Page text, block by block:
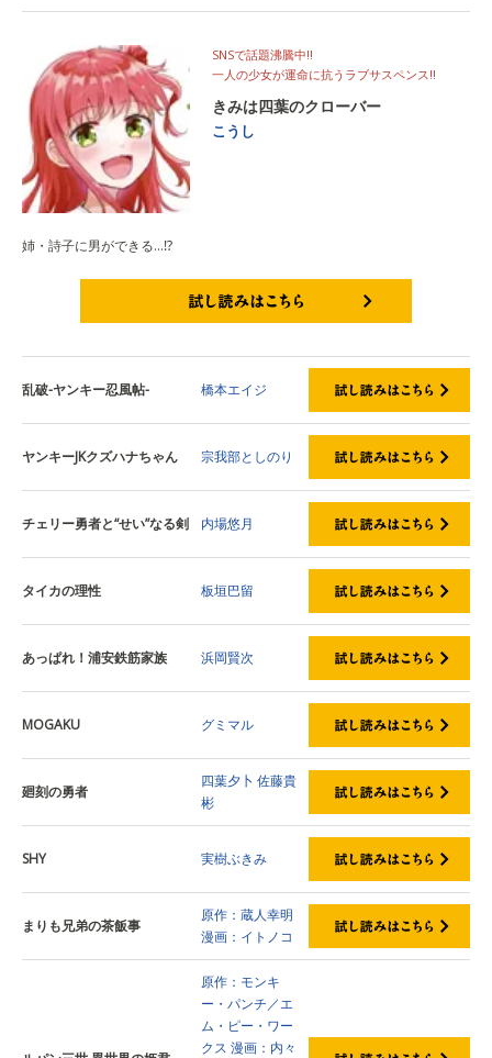
SNSで話題沸騰中!!
一人の少女が運命に抗うラブサスペンス!!
きみは四葉のクローバー
こうし
姉・詩子に男ができる…⁉
乱破-ヤンキー忍風帖- 橋本エイジ
ヤンキーJKクズハナちゃん 宗我部としのり
チェリー勇者と“せい”なる剣 内場悠月
タイカの理性 板垣巴留
あっぱれ！浦安鉄筋家族 浜岡賢次
MOGAKU グミマル
廻刻の勇者
四葉夕卜 佐藤貴
彬
SHY 実樹ぶきみ
まりも兄弟の茶飯事
原作：蔵人幸明
漫画：イトノコ
原作：モンキ
ー・パンチ／エ
ム・ピー・ワー
クス 漫画：内々